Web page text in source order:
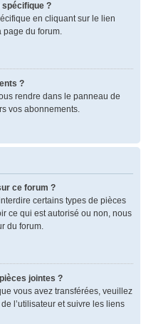
spécifique ?
en cliquant sur le lien
page du forum.
?
rendre dans le panneau de
vos abonnements.
ce forum ?
certains types de pièces
ce qui est autorisé ou non, nous
du forum.
jointes ?
vous avez transférées, veuillez
l’utilisateur et suivre les liens